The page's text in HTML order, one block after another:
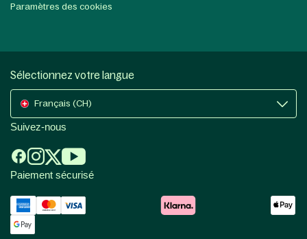
Paramètres des cookies
Sélectionnez votre langue
Français (CH)
Suivez-nous
Paiement sécurisé